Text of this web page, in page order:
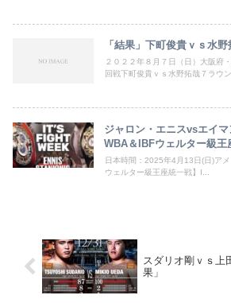
「結果」下町俊貴ｖｓ水野
２０２２年８月７日（日）大阪府
回戦下町俊貴ｖｓ水野拓哉７ラウン
ジャロン・エニスvsエイ
WBA＆IBFウェルター級王
日本時間：2025年4月13日(日)ア
ウェルター級王座統一戦】I...
スダリオ剛ｖｓ
果」